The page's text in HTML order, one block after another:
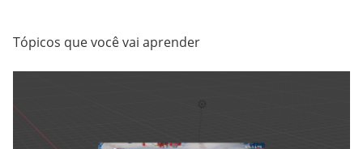
Tópicos que você vai aprender